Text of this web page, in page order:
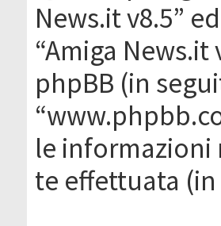
News.it v8.5”
“Amiga
phpBB (in
le informazioni
te effettuata